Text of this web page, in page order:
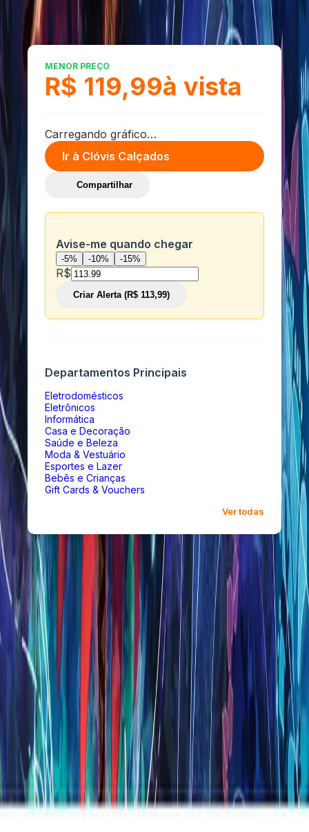
Últimas Avaliações
MENOR PREÇO
R$ 119,99à vista
Carregando gráfico…
Ir à Clóvis Calçados
Compartilhar
Avise-me quando chegar
-5% -10% -15%
R$
Criar Alerta (R$ 113,99)
Departamentos Principais
Eletrodomésticos
Eletrônicos
Informática
Casa e Decoração
Saúde e Beleza
Moda & Vestuário
Esportes e Lazer
Bebês e Crianças
Gift Cards & Vouchers
Ver todas
Opções de Presente
INCOMM
Gift Card Digital Riot Valorant R$50,00
R$R$ 50,00
INCOMM
Gift Card Digital McAfee Plus Premium
Individual R$149,90
R$R$ 149,90
INCOMM
Gift Card Digital McAfee Total Protection 5
Dispositivos R$79,90
R$R$ 79,90